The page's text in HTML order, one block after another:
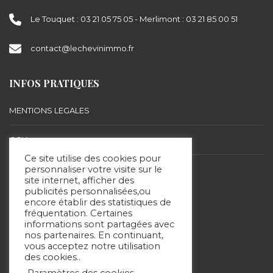
Le Touquet : 03 21 05 75 05 - Merlimont : 03 21 85 00 51
contact@lechevinimmo.fr
INFOS PRATIQUES
MENTIONS LEGALES
CGU
BARÈME D’HONORAIRES
SUIVEZ-NOUS
Ce site utilise des cookies pour
personnaliser votre visite sur le
site internet, afficher des
publicités personnalisées,ou
encore établir des statistiques de
fréquentation. Certaines
informations sont partagées avec
nos partenaires. En continuant,
vous acceptez notre utilisation
des cookies..